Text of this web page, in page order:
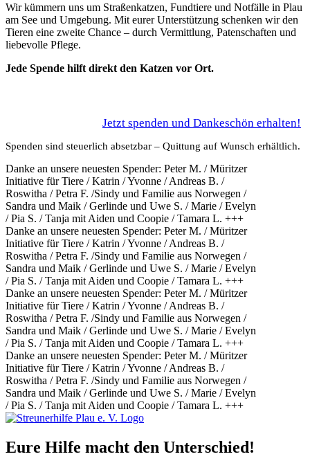
Wir kümmern uns um Straßenkatzen, Fundtiere und Notfälle in Plau
am See und Umgebung. Mit eurer Unterstützung schenken wir den
Tieren eine zweite Chance – durch Vermittlung, Patenschaften und
liebevolle Pflege.
Jede Spende hilft direkt den Katzen vor Ort.
Jetzt spenden und Dankeschön erhalten!
Spenden sind steuerlich absetzbar – Quittung auf Wunsch erhältlich.
Danke an unsere neuesten Spender: Peter M. / Müritzer
Initiative für Tiere / Katrin / Yvonne / Andreas B. /
Roswitha / Petra F. /Sindy und Familie aus Norwegen /
Sandra und Maik / Gerlinde und Uwe S. / Marie / Evelyn
/ Pia S. / Tanja mit Aiden und Coopie / Tamara L. +++
Danke an unsere neuesten Spender: Peter M. / Müritzer
Initiative für Tiere / Katrin / Yvonne / Andreas B. /
Roswitha / Petra F. /Sindy und Familie aus Norwegen /
Sandra und Maik / Gerlinde und Uwe S. / Marie / Evelyn
/ Pia S. / Tanja mit Aiden und Coopie / Tamara L. +++
Danke an unsere neuesten Spender: Peter M. / Müritzer
Initiative für Tiere / Katrin / Yvonne / Andreas B. /
Roswitha / Petra F. /Sindy und Familie aus Norwegen /
Sandra und Maik / Gerlinde und Uwe S. / Marie / Evelyn
/ Pia S. / Tanja mit Aiden und Coopie / Tamara L. +++
Danke an unsere neuesten Spender: Peter M. / Müritzer
Initiative für Tiere / Katrin / Yvonne / Andreas B. /
Roswitha / Petra F. /Sindy und Familie aus Norwegen /
Sandra und Maik / Gerlinde und Uwe S. / Marie / Evelyn
/ Pia S. / Tanja mit Aiden und Coopie / Tamara L. +++
Eure Hilfe macht den Unterschied!